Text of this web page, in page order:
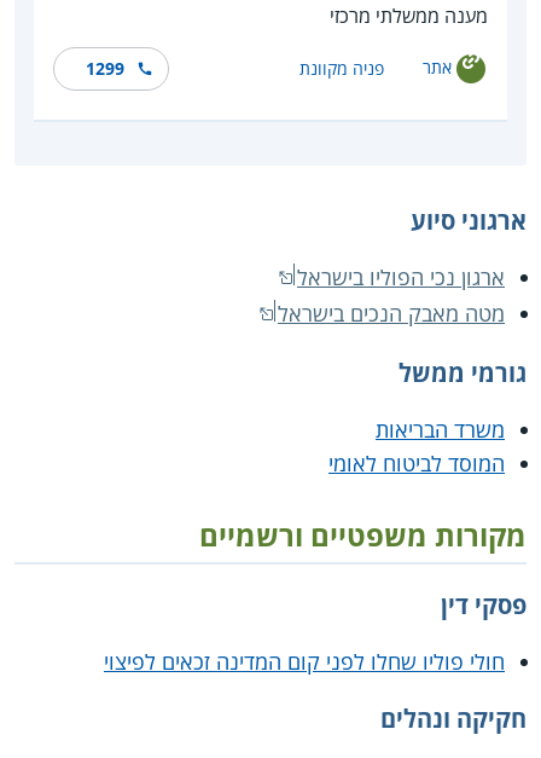
מענה ממשלתי מרכזי
אתר פניה מקוונת 1299
ארגוני סיוע
ארגון נכי הפוליו בישראל
מטה מאבק הנכים בישראל
גורמי ממשל
משרד הבריאות
המוסד לביטוח לאומי
מקורות משפטיים ורשמיים
פסקי דין
חולי פוליו שחלו לפני קום המדינה זכאים לפיצוי
חקיקה ונהלים